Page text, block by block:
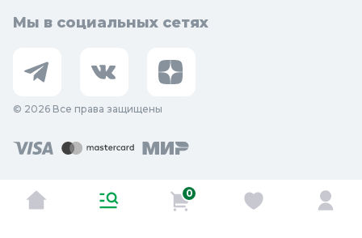
Мы в социальных сетях
© 2026 Все права защищены
0